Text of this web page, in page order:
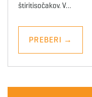
štiritisočakov. V…
PREBERI →